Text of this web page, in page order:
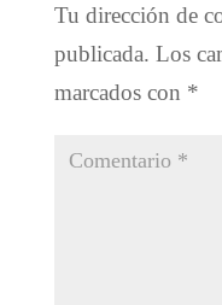
Tu dirección de
publicada. Los
marcados con *